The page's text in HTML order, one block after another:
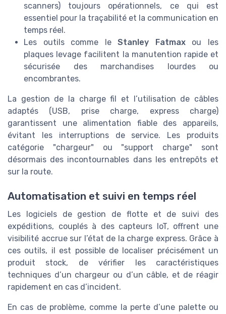
scanners) toujours opérationnels, ce qui est
essentiel pour la traçabilité et la communication en
temps réel.
Les outils comme leStanley Fatmaxou les
plaques levage facilitent la manutention rapide et
sécurisée des marchandises lourdes ou
encombrantes.
La gestion de la charge fil et l’utilisation de câbles
adaptés (USB, prise charge, express charge)
garantissent une alimentation fiable des appareils,
évitant les interruptions de service. Les produits
catégorie "chargeur" ou "support charge" sont
désormais des incontournables dans les entrepôts et
sur la route.
Automatisation et suivi en temps réel
Les logiciels de gestion de flotte et de suivi des
expéditions, couplés à des capteurs IoT, offrent une
visibilité accrue sur l’état de la charge express. Grâce à
ces outils, il est possible de localiser précisément un
produit stock, de vérifier les caractéristiques
techniques d’un chargeur ou d’un câble, et de réagir
rapidement en cas d’incident.
En cas de problème, comme la perte d’une palette ou